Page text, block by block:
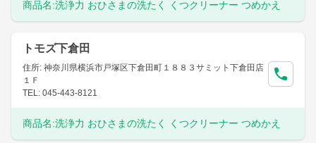
商品名:洗浄力 おひさまの洗たく くつクリーナー つめかえ
トモズ下倉田
住所: 神奈川県横浜市戸塚区下倉田町１８８３サミット下倉田店
１Ｆ
TEL: 045-443-8121
商品名:洗浄力 おひさまの洗たく くつクリーナー つめかえ